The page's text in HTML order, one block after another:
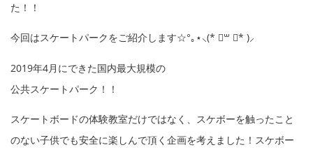
た！！
今回はスケートパークをご紹介します☆°｡⋆⸜(* ॑꒳ ॑* )⸝
2019年4月にできた国内最大規模の
公共スケートパーク！！
スケートボードの体験教室だけではなく、スケボーを触ったこと
のない子供でも安全に楽しんで頂く企画を考えました！スケボー